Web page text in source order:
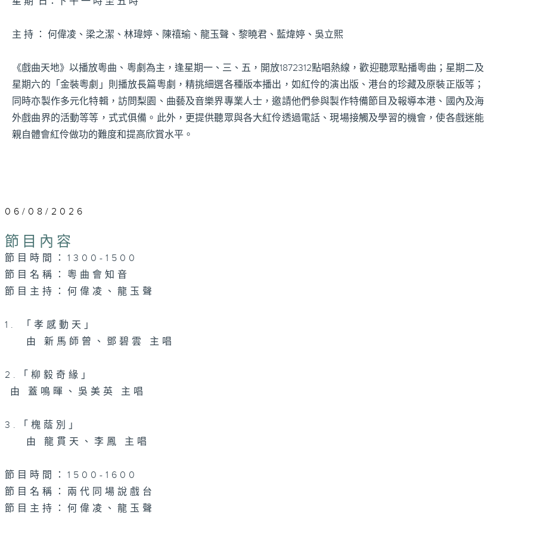
主 持 ： 何偉凌、梁之潔、林瑋婷、陳禧瑜、龍玉聲、黎曉君、藍煒婷、吳立熙
《戲曲天地》以播放粵曲、粵劇為主，逢星期一、三、五，開放1872312點唱熱線，歡迎聽眾點播粵曲；星期二及
星期六的「金裝粵劇」則播放長篇粵劇，精挑細選各種版本播出，如紅伶的演出版、港台的珍藏及原裝正版等；
同時亦製作多元化特輯，訪問梨園、曲藝及音樂界專業人士，邀請他們參與製作特備節目及報導本港、國內及海
外戲曲界的活動等等，式式俱備。此外，更提供聽眾與各大紅伶透過電話、現場接觸及學習的機會，使各戲迷能
親自體會紅伶做功的難度和提高欣賞水平。
06/08/2026
節目內容
節目時間：1300-1500
節目名稱：粵曲會知音
節目主持：何偉凌、龍玉聲
1. 「孝感動天」
由 新馬師曾、鄧碧雲 主唱
2.「柳毅奇緣」
由 蓋鳴暉、吳美英 主唱
3.「槐蔭別」
由 龍貫天、李鳳 主唱
節目時間：1500-1600
節目名稱：兩代同場說戲台
節目主持：何偉凌、龍玉聲